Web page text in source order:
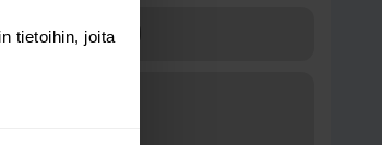
tietoihin, joita